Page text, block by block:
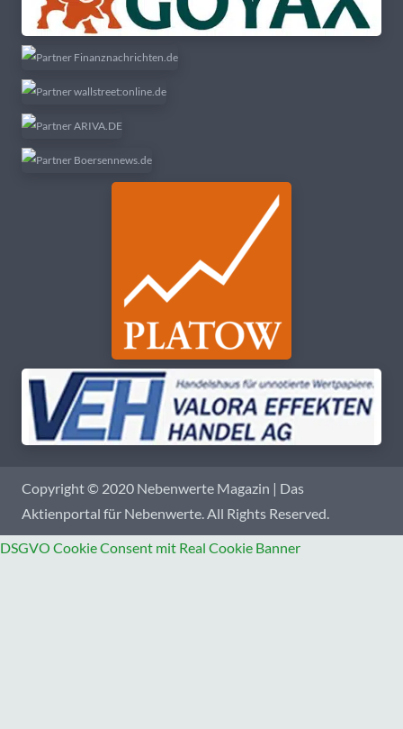
Copyright © 2020 Nebenwerte Magazin | Das
Aktienportal für Nebenwerte. All Rights Reserved.
DSGVO Cookie Consent mit Real Cookie Banner